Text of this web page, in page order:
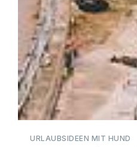
URLAUBSIDEEN MIT HUND